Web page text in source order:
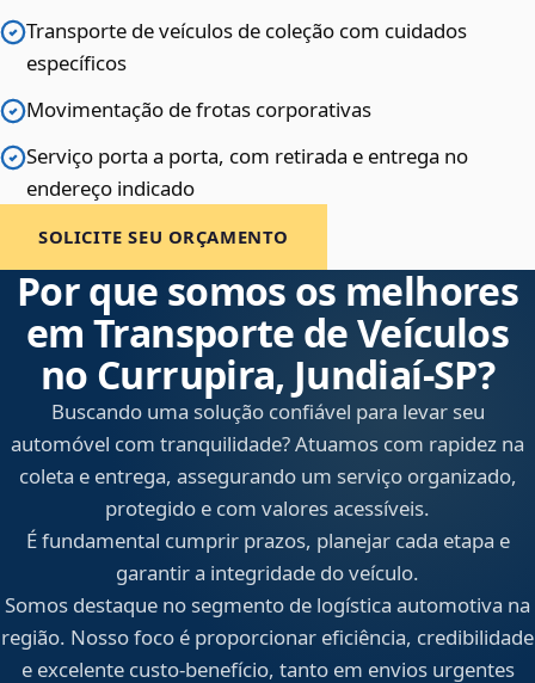
Transporte de veículos de coleção com cuidados
específicos
Movimentação de frotas corporativas
Serviço porta a porta, com retirada e entrega no
endereço indicado
SOLICITE SEU ORÇAMENTO
Por que somos os melhores
em Transporte de Veículos
no Currupira, Jundiaí‑SP?
Buscando uma solução confiável para levar seu
automóvel com tranquilidade? Atuamos com rapidez na
coleta e entrega, assegurando um serviço organizado,
protegido e com valores acessíveis.
É fundamental cumprir prazos, planejar cada etapa e
garantir a integridade do veículo.
Somos destaque no segmento de logística automotiva na
região. Nosso foco é proporcionar eficiência, credibilidade
e excelente custo-benefício, tanto em envios urgentes